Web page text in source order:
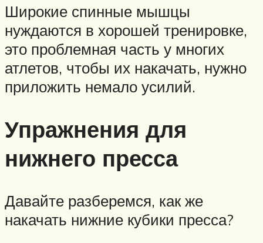
Широкие спинные мышцы
нуждаются в хорошей тренировке,
это проблемная часть у многих
атлетов, чтобы их накачать, нужно
приложить немало усилий.
Упражнения для
нижнего пресса
Давайте разберемся, как же
накачать нижние кубики пресса?